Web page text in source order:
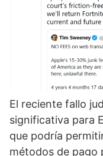
El reciente fallo
significativa para
que podría
métodos de pago